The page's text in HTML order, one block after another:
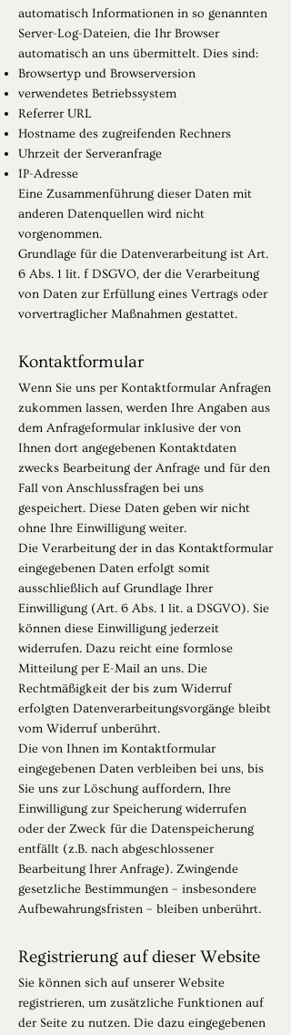
automatisch Informationen in so genannten
Server-Log-Dateien, die Ihr Browser
automatisch an uns übermittelt. Dies sind:
Browsertyp und Browserversion
verwendetes Betriebssystem
Referrer URL
Hostname des zugreifenden Rechners
Uhrzeit der Serveranfrage
IP-Adresse
Eine Zusammenführung dieser Daten mit
anderen Datenquellen wird nicht
vorgenommen.
Grundlage für die Datenverarbeitung ist Art.
6 Abs. 1 lit. f DSGVO, der die Verarbeitung
von Daten zur Erfüllung eines Vertrags oder
vorvertraglicher Maßnahmen gestattet.
Kontaktformular
Wenn Sie uns per Kontaktformular Anfragen
zukommen lassen, werden Ihre Angaben aus
dem Anfrageformular inklusive der von
Ihnen dort angegebenen Kontaktdaten
zwecks Bearbeitung der Anfrage und für den
Fall von Anschlussfragen bei uns
gespeichert. Diese Daten geben wir nicht
ohne Ihre Einwilligung weiter.
Die Verarbeitung der in das Kontaktformular
eingegebenen Daten erfolgt somit
ausschließlich auf Grundlage Ihrer
Einwilligung (Art. 6 Abs. 1 lit. a DSGVO). Sie
können diese Einwilligung jederzeit
widerrufen. Dazu reicht eine formlose
Mitteilung per E-Mail an uns. Die
Rechtmäßigkeit der bis zum Widerruf
erfolgten Datenverarbeitungsvorgänge bleibt
vom Widerruf unberührt.
Die von Ihnen im Kontaktformular
eingegebenen Daten verbleiben bei uns, bis
Sie uns zur Löschung auffordern, Ihre
Einwilligung zur Speicherung widerrufen
oder der Zweck für die Datenspeicherung
entfällt (z.B. nach abgeschlossener
Bearbeitung Ihrer Anfrage). Zwingende
gesetzliche Bestimmungen – insbesondere
Aufbewahrungsfristen – bleiben unberührt.
Registrierung auf dieser Website
Sie können sich auf unserer Website
registrieren, um zusätzliche Funktionen auf
der Seite zu nutzen. Die dazu eingegebenen